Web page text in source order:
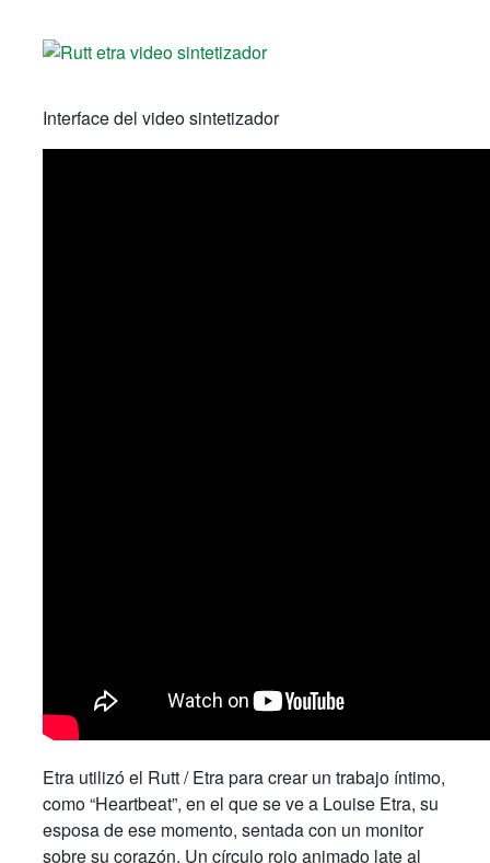
Interface del video sintetizador
Etra utilizó el Rutt / Etra para crear un trabajo íntimo,
como “Heartbeat”, en el que se ve a Louise Etra, su
esposa de ese momento, sentada con un monitor
sobre su corazón. Un círculo rojo animado late al